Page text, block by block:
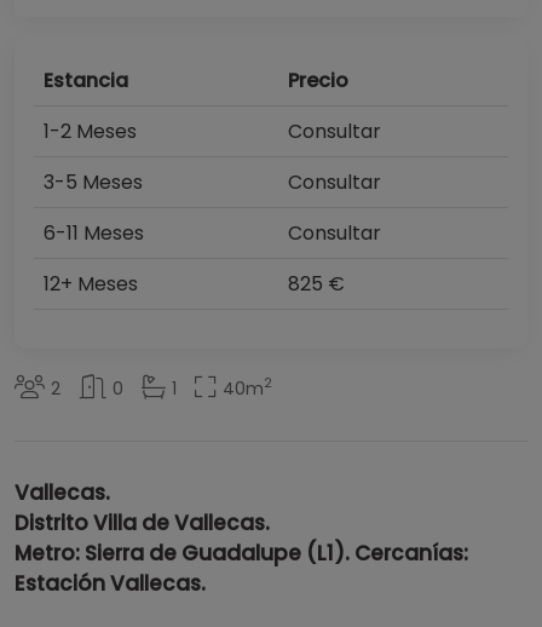
Estancia
Precio
1-2 Meses
Consultar
3-5 Meses
Consultar
6-11 Meses
Consultar
12+ Meses
825 €
2 0 1 40m2
Vallecas.
Distrito Villa de Vallecas.
Metro: Sierra de Guadalupe (L1). Cercanías:
Estación Vallecas.